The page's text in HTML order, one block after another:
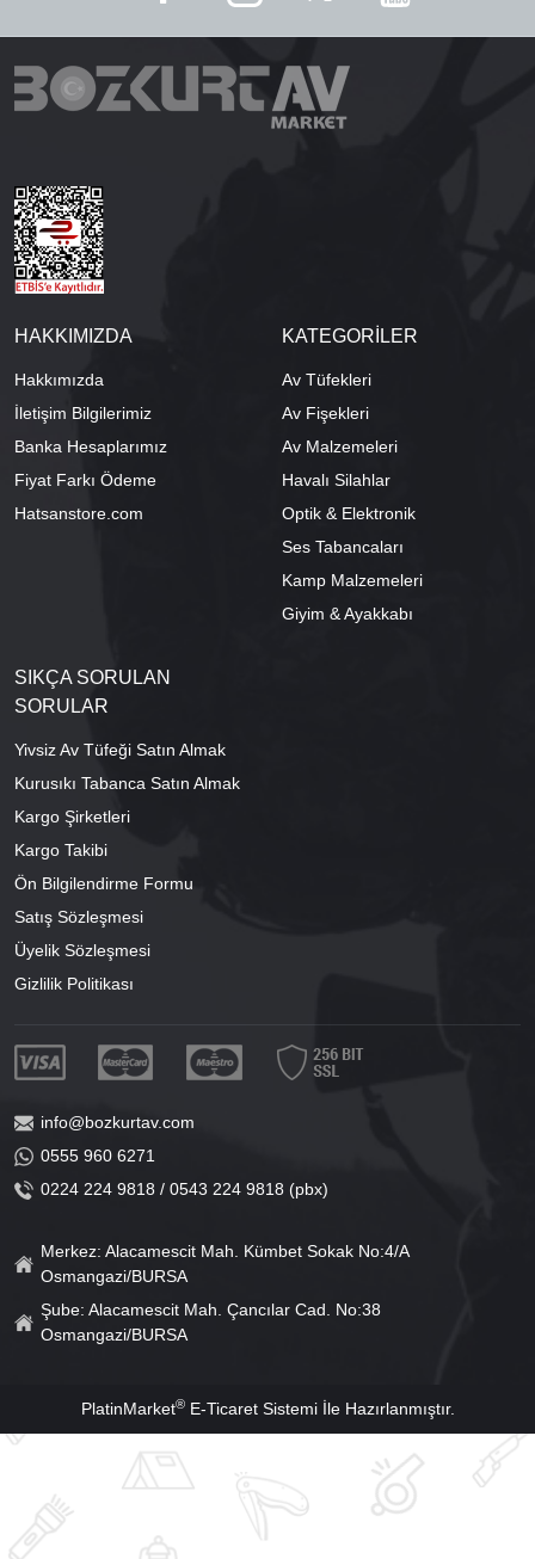
HAKKIMIZDA
Hakkımızda
İletişim Bilgilerimiz
Banka Hesaplarımız
Fiyat Farkı Ödeme
Hatsanstore.com
KATEGORİLER
Av Tüfekleri
Av Fişekleri
Av Malzemeleri
Havalı Silahlar
Optik & Elektronik
Ses Tabancaları
Kamp Malzemeleri
Giyim & Ayakkabı
SIKÇA SORULAN
SORULAR
Yivsiz Av Tüfeği Satın Almak
Kurusıkı Tabanca Satın Almak
Kargo Şirketleri
Kargo Takibi
Ön Bilgilendirme Formu
Satış Sözleşmesi
Üyelik Sözleşmesi
Gizlilik Politikası
info@bozkurtav.com
0555 960 6271
0224 224 9818 / 0543 224 9818 (pbx)
Merkez: Alacamescit Mah. Kümbet Sokak No:4/A
Osmangazi/BURSA
Şube: Alacamescit Mah. Çancılar Cad. No:38
Osmangazi/BURSA
PlatinMarket®E-Ticaret Sistemiİle Hazırlanmıştır.